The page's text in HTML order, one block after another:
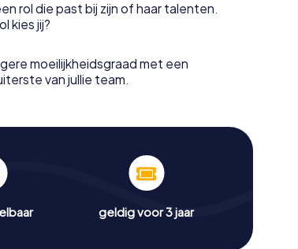
rol die past bij zijn of haar talenten.
kies jij?
moeilijkheidsgraad met een
van jullie team.
geldig voor 3 jaar